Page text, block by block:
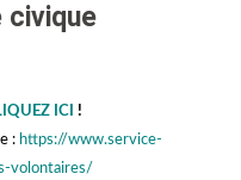
civique
ICI
!
: https://www.service-
volontaires/